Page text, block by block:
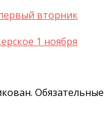
вторник
1 ноября
Обязательные